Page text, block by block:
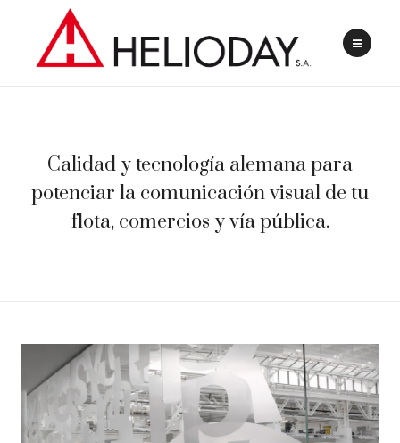
Calidad y tecnología alemana para
potenciar la comunicación visual de tu
flota, comercios y vía pública.